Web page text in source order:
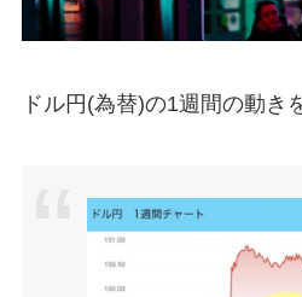
ドル円(為替)の1週間の動き